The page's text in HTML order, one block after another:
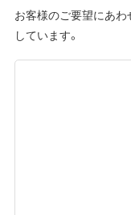
お客様のご要望にあ
しています。